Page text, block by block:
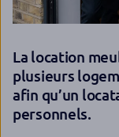
La location
plusieurs
afin qu’un
personnels.